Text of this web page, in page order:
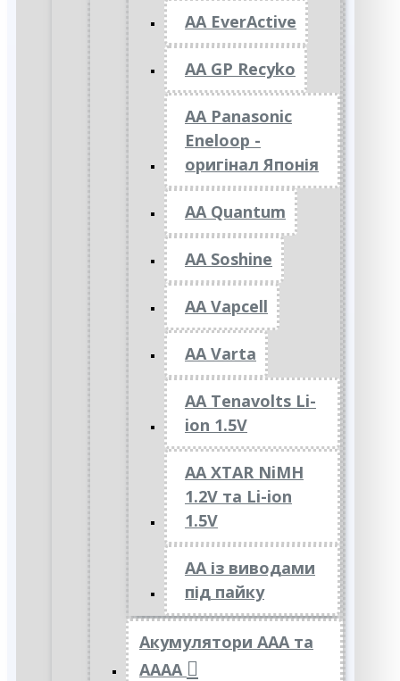
AA EverActive
AA GP Recyko
AA Panasonic
Eneloop -
оригінал Японія
AA Quantum
AA Soshine
AA Vapcell
AA Varta
AA Tenavolts Li-
ion 1.5V
AA XTAR NiMH
1.2V та Li-ion
1.5V
АА із виводами
під пайку
Акумулятори ААА та
АААА